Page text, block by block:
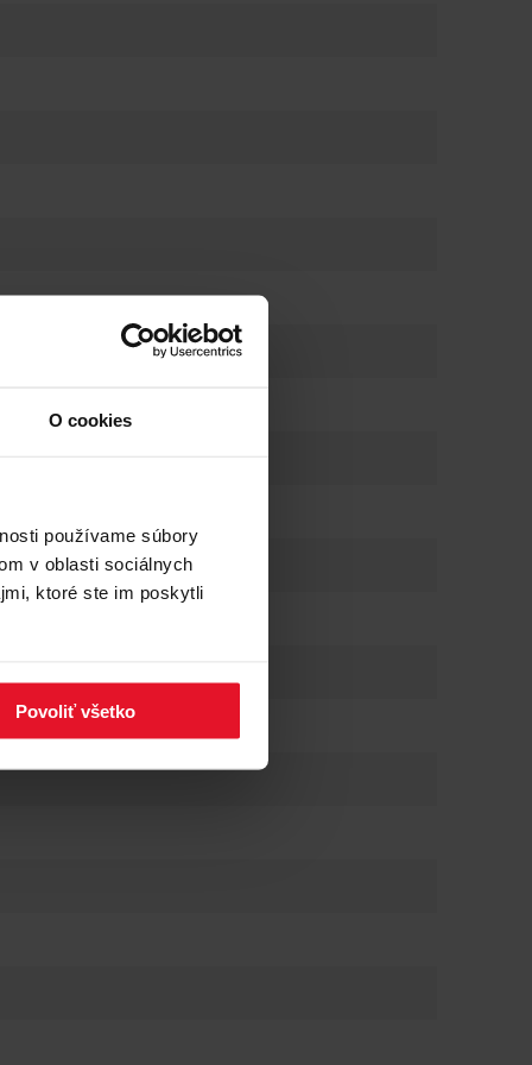
O cookies
používame súbory
v oblasti sociálnych
ktoré ste im poskytli
Povoliť všetko
HoodConnect Pro
steaky na indukčnej
od profesionálneho kuchára,